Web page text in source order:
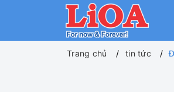
Trang chủ tin tức